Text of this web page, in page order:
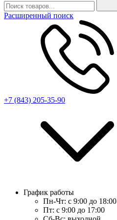
Расширенный поиск
+7 (843) 205-35-90
График работы
Пн-Чт: с 9:00 до 18:00
Пт: с 9:00 до 17:00